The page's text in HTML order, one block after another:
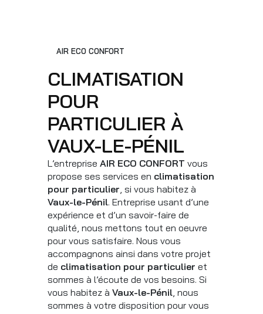
AIR ECO CONFORT
CLIMATISATION
POUR
PARTICULIER À
VAUX-LE-PÉNIL
L’entreprise AIR ECO CONFORT vous
propose ses services en climatisation
pour particulier, si vous habitez à
Vaux-le-Pénil. Entreprise usant d’une
expérience et d’un savoir-faire de
qualité, nous mettons tout en oeuvre
pour vous satisfaire. Nous vous
accompagnons ainsi dans votre projet
de climatisation pour particulier et
sommes à l’écoute de vos besoins. Si
vous habitez à Vaux-le-Pénil, nous
sommes à votre disposition pour vous